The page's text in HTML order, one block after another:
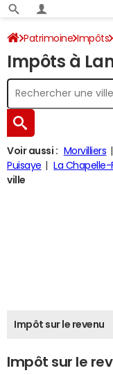
Patrimoine Impôts
Lamblore Impôt sur
Impôts à
Voir aussi : Morvilliers
Puisaye
La
ville
Impôt sur le revenu
Impôt sur le